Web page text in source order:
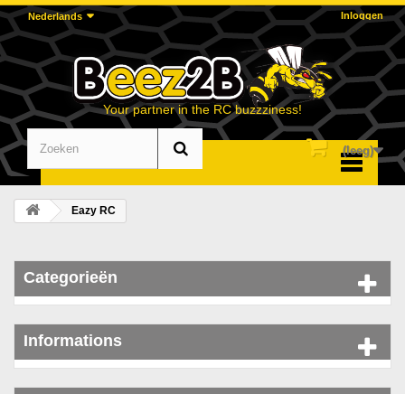
Inloggen
Nederlands
Your partner in the RC buzzziness!
(leeg)
Eazy RC
Categorieën
Informations